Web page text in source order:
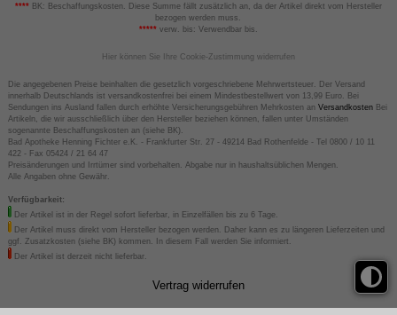
****BK: Beschaffungskosten. Diese Summe fällt zusätzlich an, da der Artikel direkt vom Hersteller
bezogen werden muss.
*****verw. bis: Verwendbar bis.
Hier können Sie Ihre Cookie-Zustimmung widerrufen
Die angegebenen Preise beinhalten die gesetzlich vorgeschriebene Mehrwertsteuer. Der Versand
innerhalb Deutschlands ist versandkostenfrei bei einem Mindestbestellwert von 13,99 Euro. Bei
Sendungen ins Ausland fallen durch erhöhte Versicherungsgebühren Mehrkosten an VersandkostenBei
Artikeln, die wir ausschließlich über den Hersteller beziehen können, fallen unter Umständen
sogenannte Beschaffungskosten an (siehe BK).
Bad Apotheke Henning Fichter e.K. - Frankfurter Str. 27 - 49214 Bad Rothenfelde - Tel 0800 / 10 11
422 - Fax 05424 / 21 64 47
Preisänderungen und Irrtümer sind vorbehalten. Abgabe nur in haushaltsüblichen Mengen.
Alle Angaben ohne Gewähr.
Verfügbarkeit:
Der Artikel ist in der Regel sofort lieferbar, in Einzelfällen bis zu 6 Tage.
Der Artikel muss direkt vom Hersteller bezogen werden. Daher kann es zu längeren Lieferzeiten und
ggf. Zusatzkosten (siehe BK) kommen. In diesem Fall werden Sie informiert.
Der Artikel ist derzeit nicht lieferbar.
Vertrag widerrufen